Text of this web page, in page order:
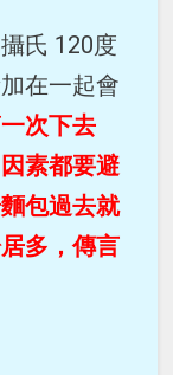
氏 120度
在一起會
次下去
素都要避
包過去就
多，傳言